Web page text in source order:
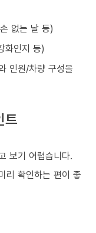
없는 날 등)
화인지 등)
인원/차량 구성을
트
보기 어렵습니다.
리 확인하는 편이 좋